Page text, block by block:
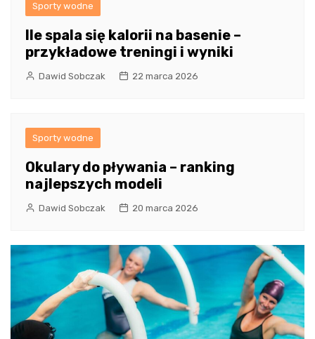
Sporty wodne
Ile spala się kalorii na basenie –
przykładowe treningi i wyniki
Dawid Sobczak 22 marca 2026
Sporty wodne
Okulary do pływania – ranking
najlepszych modeli
Dawid Sobczak 20 marca 2026